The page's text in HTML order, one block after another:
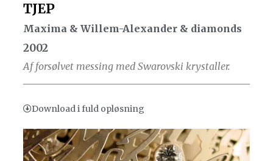
TJEP
Maxima & Willem-Alexander & diamonds
2002
Af forsølvet messing med Swarovski krystaller.
Download i fuld opløsning